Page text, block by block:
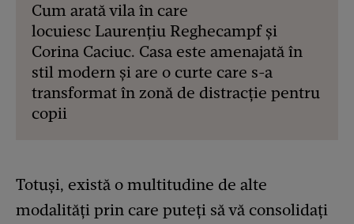
Cum arată vila în care
locuiesc Laurențiu Reghecampf și
Corina Caciuc. Casa este amenajată în
stil modern și are o curte care s-a
transformat în zonă de distracție pentru
copii
Totuși, există o multitudine de alte
modalități prin care puteți să vă consolidați